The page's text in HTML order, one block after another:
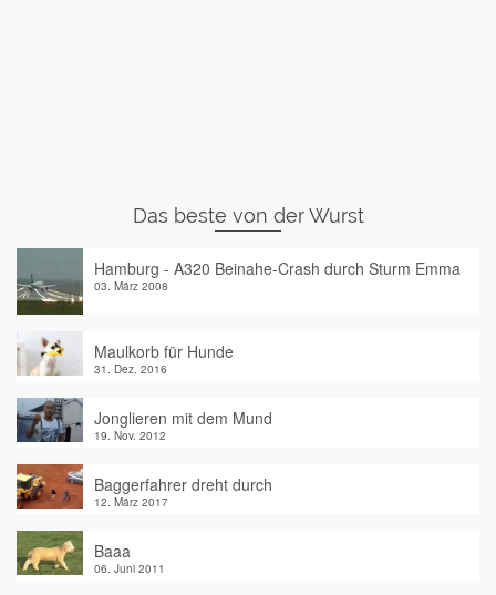
Das beste von der Wurst
Hamburg - A320 Beinahe-Crash durch Sturm Emma
03. März 2008
Maulkorb für Hunde
31. Dez. 2016
Jonglieren mit dem Mund
19. Nov. 2012
Baggerfahrer dreht durch
12. März 2017
Baaa
06. Juni 2011